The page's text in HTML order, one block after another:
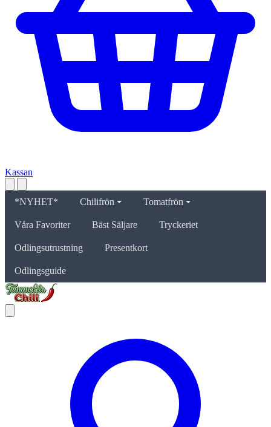
Kassan
*NYHET* Chilifrön Tomatfrön
Våra Favoriter Bäst Säljare Tryckeriet
Odlingsutrustning Presentkort
Odlingsguide